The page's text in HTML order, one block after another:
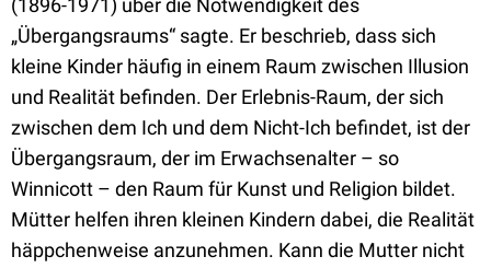
(1896-1971) über die Notwendigkeit des
„Übergangsraums“ sagte. Er beschrieb, dass sich
kleine Kinder häufig in einem Raum zwischen Illusion
und Realität befinden. Der Erlebnis-Raum, der sich
zwischen dem Ich und dem Nicht-Ich befindet, ist der
Übergangsraum, der im Erwachsenalter – so
Winnicott – den Raum für Kunst und Religion bildet.
Mütter helfen ihren kleinen Kindern dabei, die Realität
häppchenweise anzunehmen. Kann die Mutter nicht